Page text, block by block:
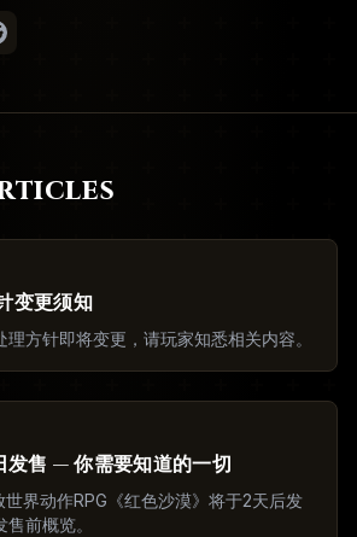
变更须知
方针即将变更，请玩家知悉相关内容。
发售 — 你需要知道的一切
界动作RPG《红色沙漠》将于2天后发
前概览。